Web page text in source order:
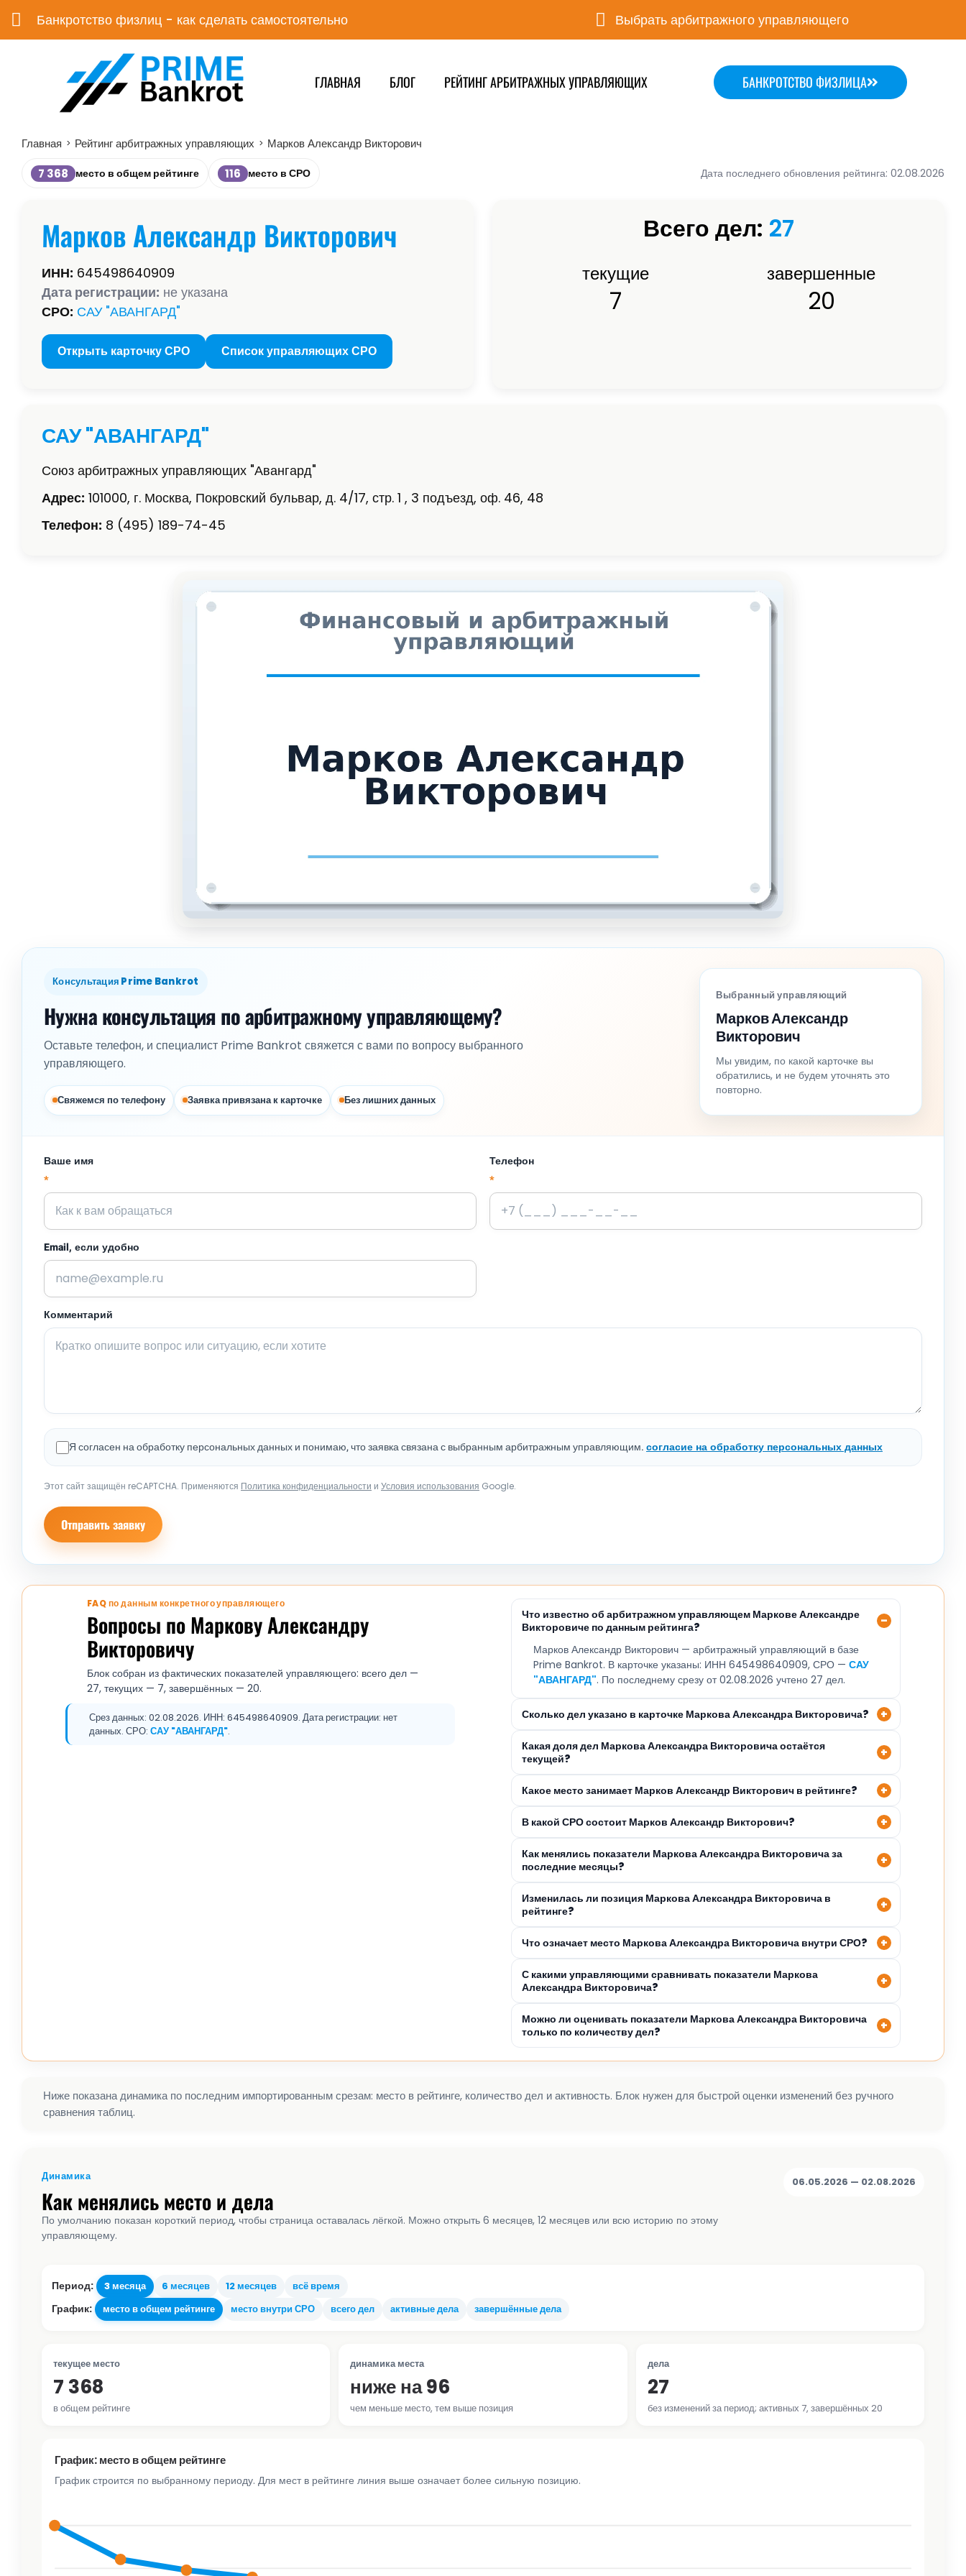
Банкротство физлиц - как сделать самостоятельно Выбрать арбитражного управляющего
ГЛАВНАЯ БЛОГ РЕЙТИНГ АРБИТРАЖНЫХ УПРАВЛЯЮЩИХ БАНКРОТСТВО ФИЗЛИЦА
Главная > Рейтинг арбитражных управляющих > Марков Александр Викторович
7 368 место в общем рейтинге 116 место в СРО Дата последнего обновления рейтинга: 02.08.2026
Марков Александр Викторович
ИНН: 645498640909
Дата регистрации: не указана
СРО: САУ "АВАНГАРД"
Открыть карточку СРО Список управляющих СРО
Всего дел: 27
текущие
7
завершенные
20
САУ "АВАНГАРД"
Союз арбитражных управляющих "Авангард"
Адрес: 101000, г. Москва, Покровский бульвар, д. 4/17, стр. 1 , 3 подъезд, оф. 46, 48
Телефон: 8 (495) 189-74-45
Консультация Prime Bankrot
Нужна консультация по арбитражному управляющему?
Оставьте телефон, и специалист Prime Bankrot свяжется с вами по вопросу выбранного
управляющего.
Свяжемся по телефону Заявка привязана к карточке Без лишних данных
Выбранный управляющий
Марков Александр
Викторович
Мы увидим, по какой карточке вы
обратились, и не будем уточнять это
повторно.
Ваше имя
*
Телефон
*
Email, если удобно
Комментарий
Я согласен на обработку персональных данных и понимаю, что заявка связана с выбранным арбитражным управляющим.согласие на обработку персональных данных
Этот сайт защищён reCAPTCHA. Применяются Политика конфиденциальности и Условия использования Google.
Отправить заявку
FAQ по данным конкретного управляющего
Вопросы по Маркову Александру
Викторовичу
Блок собран из фактических показателей управляющего: всего дел —
27, текущих — 7, завершённых — 20.
Срез данных: 02.08.2026. ИНН: 645498640909. Дата регистрации: нет
данных. СРО: САУ "АВАНГАРД".
Что известно об арбитражном управляющем Маркове Александре
Викторовиче по данным рейтинга?
Марков Александр Викторович — арбитражный управляющий в базе
Prime Bankrot. В карточке указаны: ИНН 645498640909, СРО — САУ
"АВАНГАРД". По последнему срезу от 02.08.2026 учтено 27 дел.
Сколько дел указано в карточке Маркова Александра Викторовича?
Какая доля дел Маркова Александра Викторовича остаётся
текущей?
Какое место занимает Марков Александр Викторович в рейтинге?
В какой СРО состоит Марков Александр Викторович?
Как менялись показатели Маркова Александра Викторовича за
последние месяцы?
Изменилась ли позиция Маркова Александра Викторовича в
рейтинге?
Что означает место Маркова Александра Викторовича внутри СРО?
С какими управляющими сравнивать показатели Маркова
Александра Викторовича?
Можно ли оценивать показатели Маркова Александра Викторовича
только по количеству дел?
Ниже показана динамика по последним импортированным срезам: место в рейтинге, количество дел и активность. Блок нужен для быстрой оценки изменений без ручного
сравнения таблиц.
Динамика
Как менялись место и дела
По умолчанию показан короткий период, чтобы страница оставалась лёгкой. Можно открыть 6 месяцев, 12 месяцев или всю историю по этому
управляющему.
06.05.2026 — 02.08.2026
Период: 3 месяца 6 месяцев 12 месяцев всё время
График: место в общем рейтинге место внутри СРО всего дел активные дела завершённые дела
текущее место
7 368
в общем рейтинге
динамика места
ниже на 96
чем меньше место, тем выше позиция
дела
27
без изменений за период; активных 7, завершённых 20
График: место в общем рейтинге
График строится по выбранному периоду. Для мест в рейтинге линия выше означает более сильную позицию.